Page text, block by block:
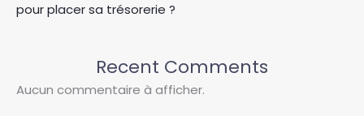
pour placer sa trésorerie ?
Recent Comments
Aucun commentaire à afficher.